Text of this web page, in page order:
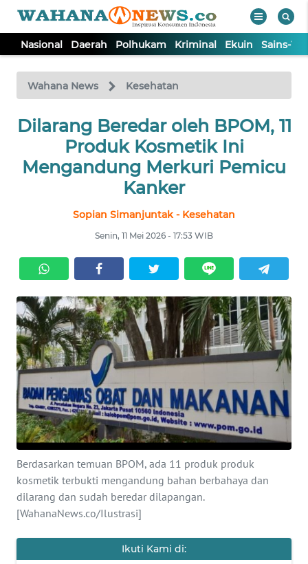
Nasional Daerah Polhukam Kriminal Ekuin Sains-
Wahana News Kesehatan
Dilarang Beredar oleh BPOM, 11
Produk Kosmetik Ini
Mengandung Merkuri Pemicu
Kanker
Sopian Simanjuntak - Kesehatan
Senin, 11 Mei 2026 - 17:53 WIB
Berdasarkan temuan BPOM, ada 11 produk produk
kosmetik terbukti mengandung bahan berbahaya dan
dilarang dan sudah beredar dilapangan.
[WahanaNews.co/Ilustrasi]
Ikuti Kami di:
TV
Tutup
NASIONAL
DAERAH
EKUIN
SAINS-TEKNO
KESEHATAN
INTERNASIONAL
SERBA-SERBI
PENDIDIKAN
OLAHRAGA